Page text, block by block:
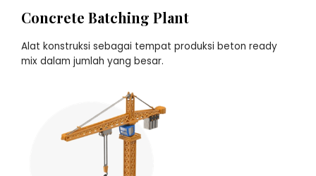
Concrete Batching Plant
Alat konstruksi sebagai tempat produksi beton ready
mix dalam jumlah yang besar.